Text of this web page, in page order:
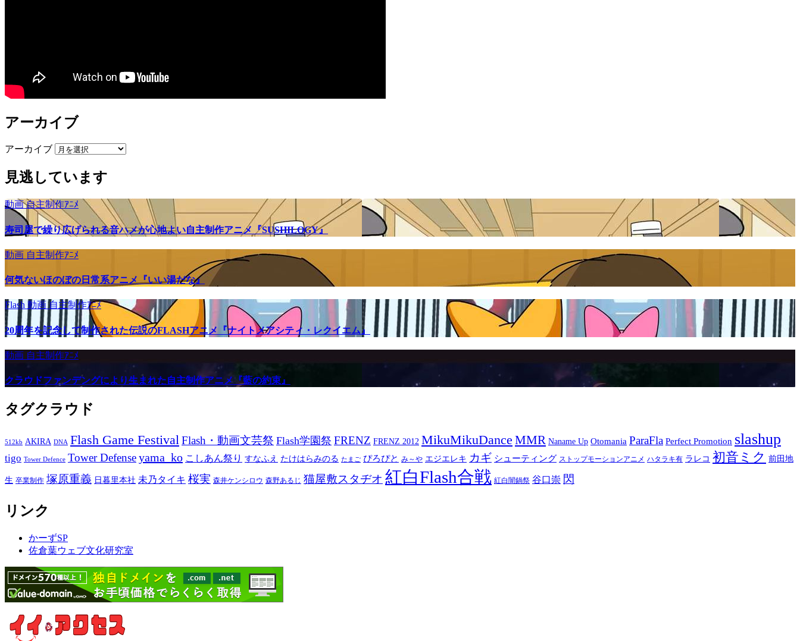
アーカイブ
アーカイブ
見逃しています
動画自主制作ｱﾆﾒ
寿司屋で繰り広げられる音ハメが心地よい自主制作アニメ『SUSHILOGY』
動画 自主制作ｱﾆﾒ
何気ないほのぼの日常系アニメ『いい湯だな』
Flash 動画自主制作ｱﾆﾒ
20周年を記念して制作された伝説のFLASHアニメ『ナイトメアシティ・レクイエム』
動画 自主制作ｱﾆﾒ
クラウドファンデングにより生まれた自主制作アニメ『藍の約束』
タグクラウド
512kb AKIRA DNA Flash Game FestivalFlash・動画文芸祭 Flash学園祭 FRENZ FRENZ 2012 MikuMikuDance MMR Naname Up Otomania ParaFla Perfect Promotion slashup
tigo Tower Defence Tower Defenseyama_ko こしあん祭り すなふえ たけはらみのる たまご ぴろぴと み～や エジエレキ カギ シューティング ストップモーションアニメ ハタラキ有 ラレコ 初音ミク 前田地
生 卒業制作 塚原重義 日暮里本社 未乃タイキ 桜実 森井ケンシロウ 森野あるじ 猫屋敷スタヂオ 紅白Flash合戦 紅白闇鍋祭 谷口崇 閃
リンク
かーずSP
佐倉葉ウェブ文化研究室